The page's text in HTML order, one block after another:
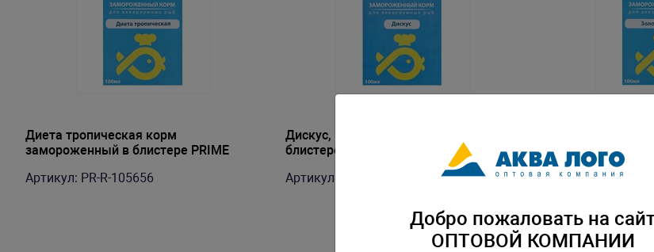
Диета тропическая корм
замороженный в блистере PRIME
Артикул: PR-R-105656
Дискус, корм замороженный в
блистере PRIME 100мл
Артикул: PR-R-105748
Золотая рыбка,
в блистере PRIME
Артикул: PR-R-
Добро пожаловать на
ОПТОВОЙ КОМПАНИИ